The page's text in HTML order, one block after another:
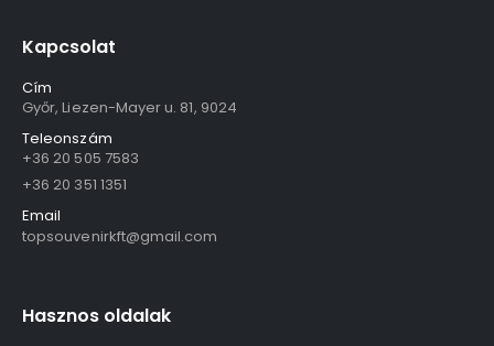
Kapcsolat
Cím
Győr, Liezen-Mayer u. 81, 9024
Teleonszám
+36 20 505 7583
+36 20 351 1351
Email
topsouvenirkft@gmail.com
Hasznos oldalak